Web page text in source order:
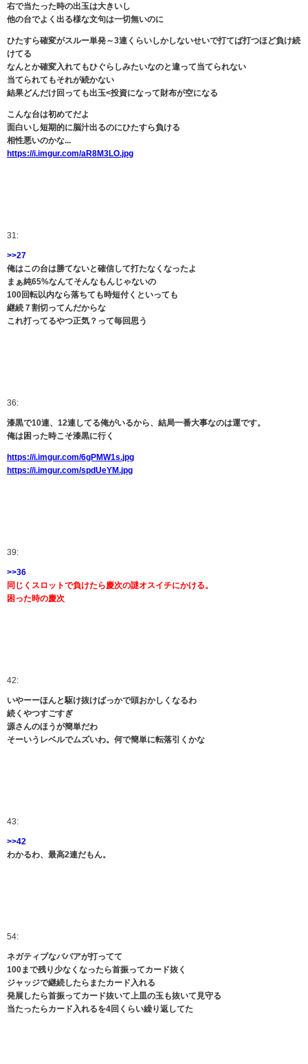
右で当たった時の出玉は大きいし
他の台でよく出る様な文句は一切無いのに
ひたすら確変がスルー単発～3連くらいしかしないせいで打てば打つほど負け続
けてる
なんとか確変入れてもひぐらしみたいなのと違って当てられない
当てられてもそれが続かない
結果どんだけ回っても出玉<投資になって財布が空になる
こんな台は初めてだよ
面白いし短期的に脳汁出るのにひたすら負ける
相性悪いのかな...
https://i.imgur.com/aR8M3LO.jpg
31:
>>27
俺はこの台は勝てないと確信して打たなくなったよ
まぁ純65%なんてそんなもんじゃないの
100回転以内なら落ちても時短付くといっても
継続７割切ってんだからな
これ打ってるやつ正気？って毎回思う
36:
漆黒で10連、12連してる俺がいるから、結局一番大事なのは運です。
俺は困った時こそ漆黒に行く
https://i.imgur.com/6gPMW1s.jpg
https://i.imgur.com/spdUeYM.jpg
39:
>>36
同じくスロットで負けたら慶次の謎オスイチにかける。
困った時の慶次
42:
いやーーほんと駆け抜けばっかで頭おかしくなるわ
続くやつすごすぎ
源さんのほうが簡単だわ
そーいうレベルでムズいわ。何で簡単に転落引くかな
43:
>>42
わかるわ、最高2連だもん。
54:
ネガティブなババアが打ってて
100まで残り少なくなったら首振ってカード抜く
ジャッジで継続したらまたカード入れる
発展したら首振ってカード抜いて上皿の玉も抜いて見守る
当たったらカード入れるを4回くらい繰り返してた